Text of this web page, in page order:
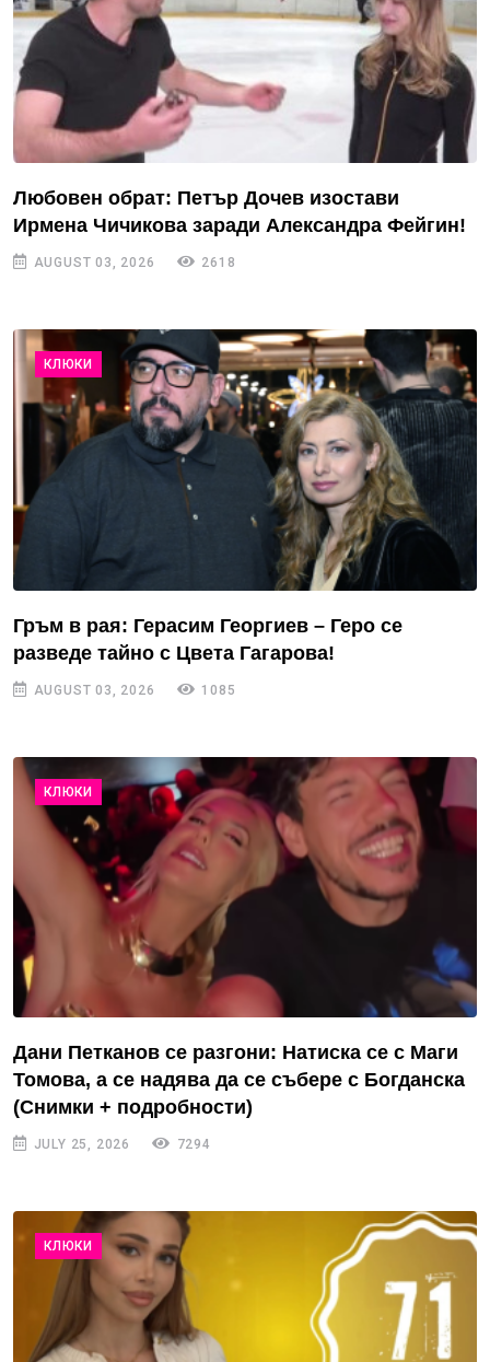
Любовен обрат: Петър Дочев изостави
Ирмена Чичикова заради Александра Фейгин!
AUGUST 03, 2026 2618
КЛЮКИ
Гръм в рая: Герасим Георгиев – Геро се
разведе тайно с Цвета Гагарова!
AUGUST 03, 2026 1085
КЛЮКИ
Дани Петканов се разгони: Натиска се с Маги
Томова, а се надява да се събере с Богданска
(Снимки + подробности)
JULY 25, 2026 7294
КЛЮКИ